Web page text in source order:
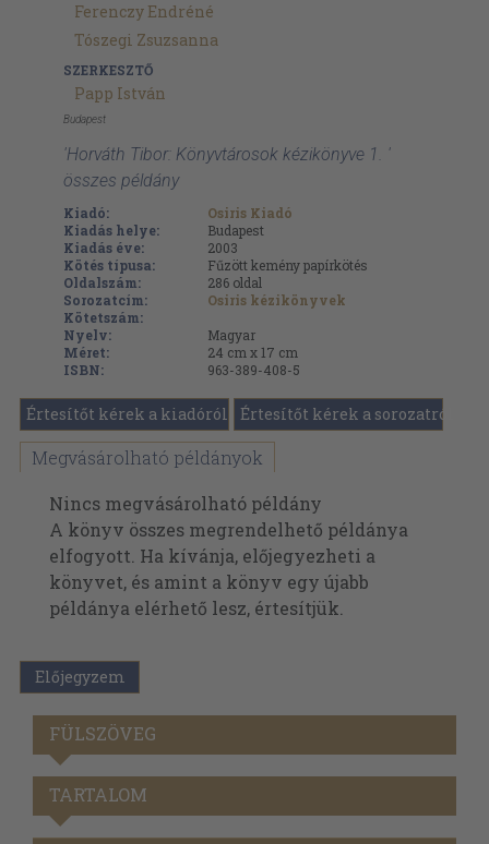
Ferenczy Endréné
Tószegi Zsuzsanna
SZERKESZTŐ
Papp István
Budapest
'Horváth Tibor: Könyvtárosok kézikönyve 1. '
összes példány
Kiadó:
Osiris Kiadó
Kiadás helye:
Budapest
Kiadás éve:
2003
Kötés típusa:
Fűzött kemény papírkötés
Oldalszám:
286 oldal
Sorozatcím:
Osiris kézikönyvek
Kötetszám:
Nyelv:
Magyar
Méret:
24 cm x 17 cm
ISBN:
963-389-408-5
Értesítőt kérek a kiadóról Értesítőt kérek a sorozatról
Megvásárolható példányok
Nincs megvásárolható példány
A könyv összes megrendelhető példánya
elfogyott. Ha kívánja, előjegyezheti a
könyvet, és amint a könyv egy újabb
példánya elérhető lesz, értesítjük.
Előjegyzem
FÜLSZÖVEG
TARTALOM